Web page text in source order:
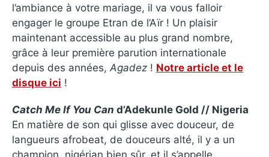
l’ambiance à votre mariage, il va vous falloir
engager le groupe Etran de l’Aïr ! Un plaisir
maintenant accessible au plus grand nombre,
grâce à leur première parution internationale
depuis des années, Agadez ! Notre article et le
disque ici !
Catch Me If You Can d’Adekunle Gold // Nigeria
En matière de son qui glisse avec douceur, de
langueurs afrobeat, de douceurs alté, il y a un
champion, nigérian bien sûr, et il s’appelle